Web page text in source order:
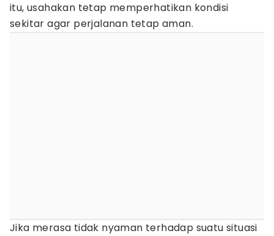
itu, usahakan tetap memperhatikan kondisi
sekitar agar perjalanan tetap aman.
Jika merasa tidak nyaman terhadap suatu situasi